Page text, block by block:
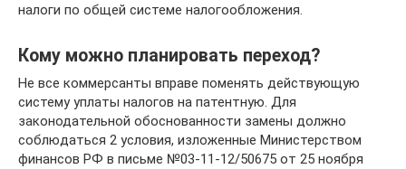
налоги по общей системе налогообложения.
Кому можно планировать переход?
Не все коммерсанты вправе поменять действующую
систему уплаты налогов на патентную. Для
законодательной обоснованности замены должно
соблюдаться 2 условия, изложенные Министерством
финансов РФ в письме №03-11-12/50675 от 25 ноября